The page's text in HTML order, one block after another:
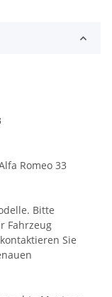
Romeo 33
Bitte
Fahrzeug
Sie